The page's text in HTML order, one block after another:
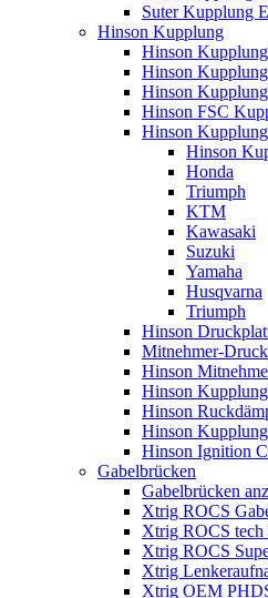
Suter Kupplung
Hinson Kupplung
Hinson
Hinson
Hinson
Hinson FSC
Hinson
Hinson
Honda
Triumph
KTM
Kawasaki
Suzuki
Yamaha
Husqvarna
Triumph
Hinson
Mitnehmer-
Hinson
Hinson
Hinson
Hinson
Hinson Ignition
Gabelbrücken
Gabelbrücken
Xtrig ROCS
Xtrig ROCS tech
Xtrig ROCS
Xtrig
Xtrig OEM